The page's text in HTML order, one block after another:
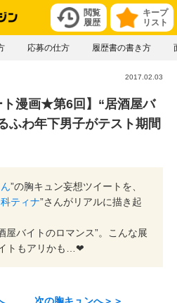
キープ
リスト
閲覧
履歴
応募の仕方 履歴書の書き方
2017.02.03
ト漫画★第6回】“居酒屋バ
ふわ年下男子がテスト期間
”の胸キュン妄想ツイートを、
ティナ”さんがリアルに描き起
屋バイトのロマンス”。こんな展
トもアリかも…❤